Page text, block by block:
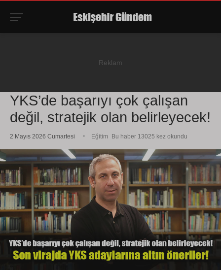
YKS’de başarıyı çok çalışan
değil, stratejik olan belirleyecek!
2 Mayıs 2026 Cumartesi Eğitim Bu haber 13025 kez okundu